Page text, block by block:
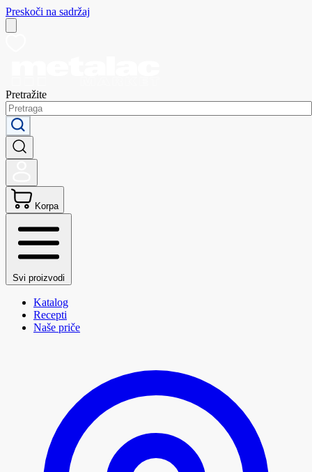
Preskoči na sadržaj
Pretražite
Korpa
Svi proizvodi
Katalog
Recepti
Naše priče